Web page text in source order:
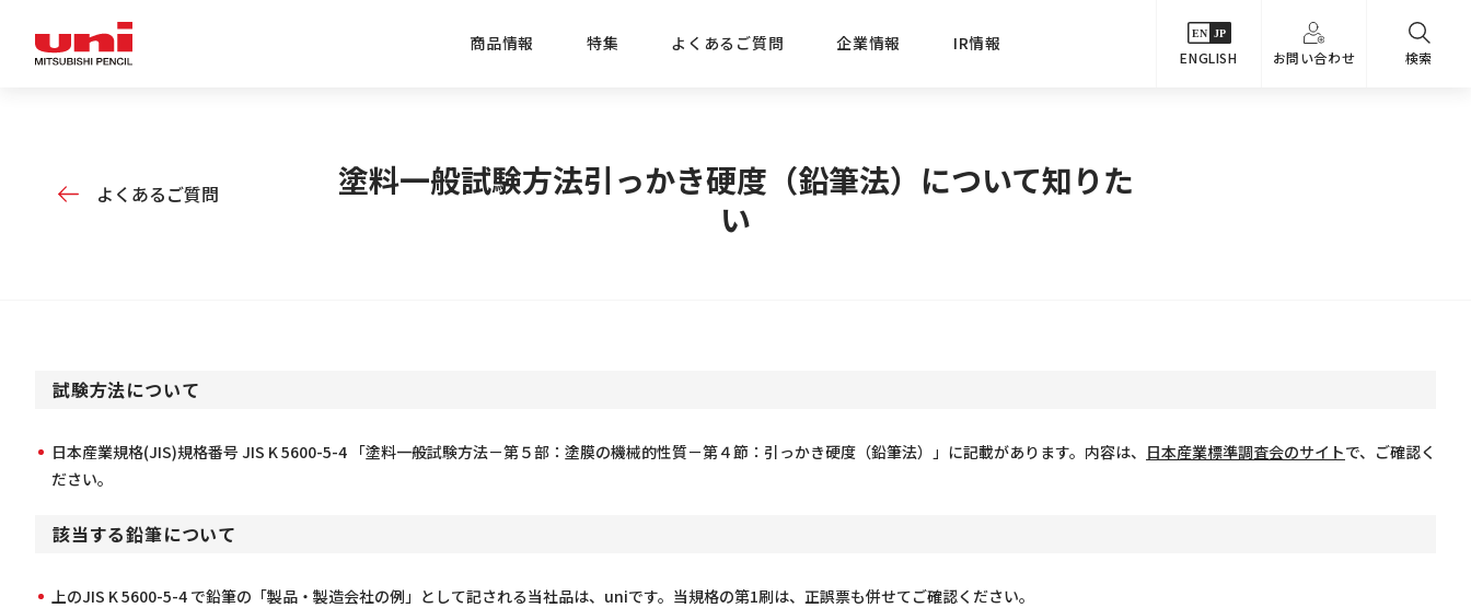
商品情報
商品情報トップ 新商品
ブランド・シリーズでさがす
目的・シーンでさがす
特集
特集トップ
おすすめコンテンツ
よくあるご質問 企業情報
企業情報トップ 経営方針
プレスリリース
ごあいさつ 主要関係会社
IR情報
IR情報トップ IRニュース
IRライブラリ
株式情報
ENGLISH お問い合わせ 検索
よくあるご質問
塗料一般試験方法引っかき硬度（鉛筆法）について知りた
い
試験方法について
日本産業規格(JIS)規格番号 JIS K 5600-5-4 「塗料一般試験方法－第５部：塗膜の機械的性質－第４節：引っかき硬度（鉛筆法）」に記載があります。内容は、 日本産業標準調査会のサイトで、ご確認く
ださい。
該当する鉛筆について
上のJIS K 5600-5-4 で鉛筆の「製品・製造会社の例」として記される当社品は、uniです。当規格の第1刷は、正誤票も併せてご確認ください。